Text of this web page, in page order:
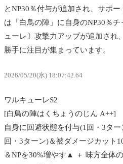
とNP30％付与が追加され、サポ
は「白鳥の陣」に自身のNP30％
ューレ〕攻撃力アップが追加され
勝手に注目が集まっています。
2026/05/20(水) 18:07:42.64
ワルキューレS2
[白鳥の陣はくちょうのじん A++]
自身に回避状態を付与(1回・3タ
回・3ターン)＆被ダメージカット
＆NPを30%増やす▲ ＋ 味方全体